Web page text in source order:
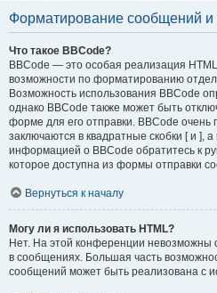
Форматирование сообщений
Что такое BBCode?
BBCode — это особая реализация
возможности по форматированию
Возможность использования BBCode
однако BBCode также может быть
форме для его отправки. BBCode очень
заключаются в квадратные скобки [ и ],
информацией о BBCode обратитесь к
которое доступна из формы отправки
Вернуться к началу
Могу ли я использовать HTML?
Нет. На этой конференции невозможны
в сообщениях. Большая часть
сообщений может быть реализована с